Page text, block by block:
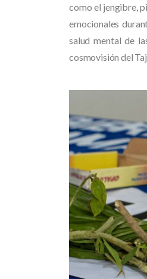
como el jengibre,
emocionales
salud mental de
cosmovisión del